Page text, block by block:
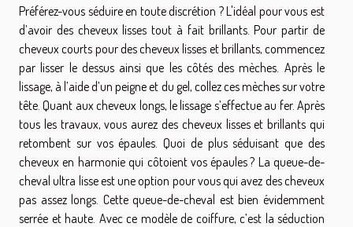
Préférez-vous séduire en toute discrétion ? L'idéal pour vous est
d’avoir des cheveux lisses tout à fait brillants. Pour partir de
cheveux courts pour des cheveux lisses et brillants, commencez
par lisser le dessus ainsi que les côtés des mèches. Après le
lissage, à l’aide d’un peigne et du gel, collez ces mèches sur votre
tête. Quant aux cheveux longs, le lissage s’effectue au fer. Après
tous les travaux, vous aurez des cheveux lisses et brillants qui
retombent sur vos épaules. Quoi de plus séduisant que des
cheveux en harmonie qui côtoient vos épaules ? La queue-de-
cheval ultra lisse est une option pour vous qui avez des cheveux
pas assez longs. Cette queue-de-cheval est bien évidemment
serrée et haute. Avec ce modèle de coiffure, c’est la séduction